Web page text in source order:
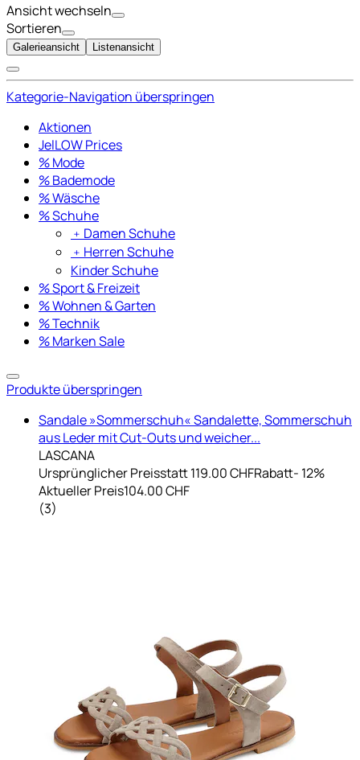
Ansicht wechseln
Sortieren
Galerieansicht Listenansicht
Kategorie-Navigation überspringen
Aktionen
JelLOW Prices
% Mode
% Bademode
% Wäsche
% Schuhe
﹢ Damen Schuhe
﹢ Herren Schuhe
Kinder Schuhe
% Sport & Freizeit
% Wohnen & Garten
% Technik
% Marken Sale
Produkte überspringen
Sandale »Sommerschuh« Sandalette, Sommerschuh
aus Leder mit Cut-Outs und weicher...
LASCANA
Ursprünglicher Preisstatt 119.00 CHFRabatt- 12%
Aktueller Preis104.00 CHF
(3)